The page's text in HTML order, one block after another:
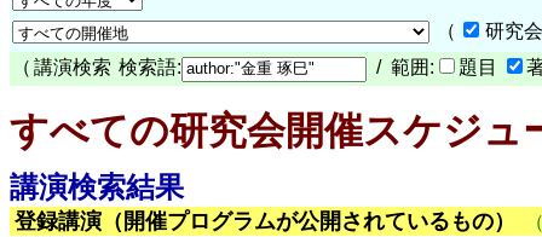
（
研究
（ 講演検索 検索語: / 範囲: 題目
すべての研究会開催スケジュ
講演検索結果
登録講演（開催プログラムが公開されているもの）